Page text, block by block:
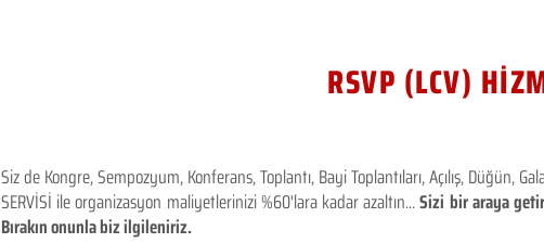
RSVP (LCV)
Siz de Kongre, Sempozyum, Konferans, Toplantı, Bayi Toplantıları, Açılış, Düğün,
SERVİSİ ile organizasyon maliyetlerinizi %60'lara kadar azaltın...Sizi bir araya
Bırakın onunla biz ilgileniriz.